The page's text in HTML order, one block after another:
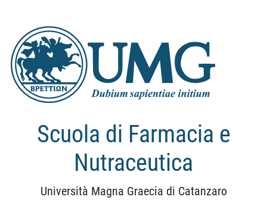
Scuola di Farmacia e
Nutraceutica
Università Magna Graecia di Catanzaro